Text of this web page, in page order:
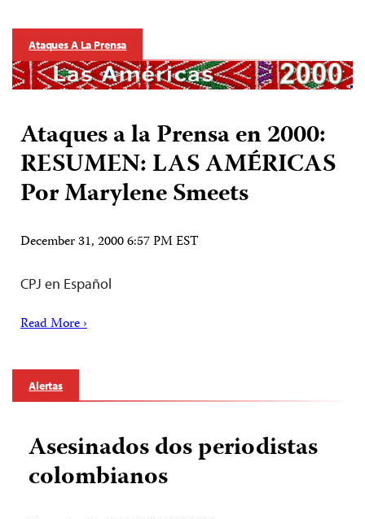
Ataques A La Prensa
Ataques a la Prensa en 2000:
RESUMEN: LAS AMÉRICAS
Por Marylene Smeets
December 31, 2000 6:57 PM EST
CPJ en Español
Read More ›
Alertas
Asesinados dos periodistas
colombianos